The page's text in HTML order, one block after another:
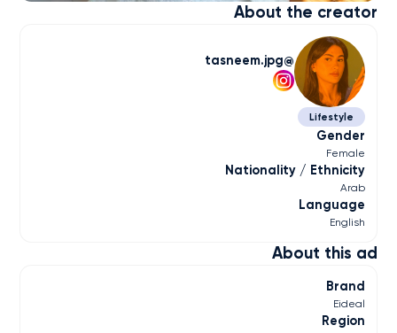
About this ad
Brand
Eideal
Region
About the creator
tasneem.jpg
Lifestyle
Gender
Female
Nationality / Ethnicity
Arab
Language
English